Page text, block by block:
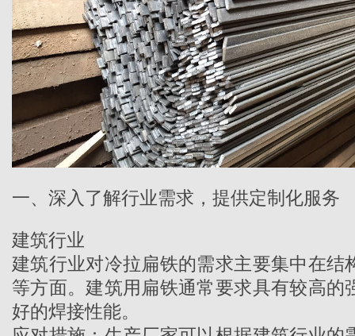
一、深入了解行业需求，提供定制化服务
建筑行业
建筑行业对冷拉扁铁的需求主要集中在结
等方面。建筑用扁铁通常要求具有较高的
好的焊接性能。